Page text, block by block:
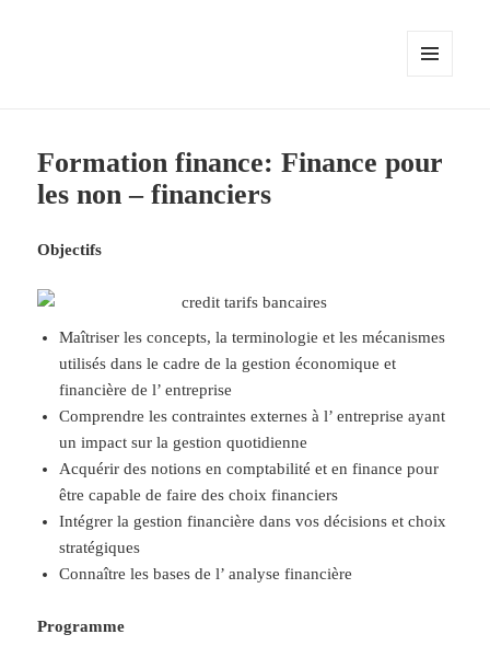
Formation finance: Finance pour
les non – financiers
Objectifs
Maîtriser les concepts, la terminologie et les mécanismes
utilisés dans le cadre de la gestion économique et
financière de l’ entreprise
Comprendre les contraintes externes à l’ entreprise ayant
un impact sur la gestion quotidienne
Acquérir des notions en comptabilité et en finance pour
être capable de faire des choix financiers
Intégrer la gestion financière dans vos décisions et choix
stratégiques
Connaître les bases de l’ analyse financière
Programme